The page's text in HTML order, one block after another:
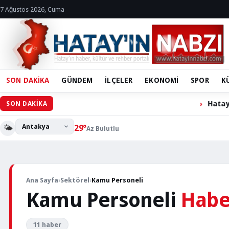
7 Ağustos 2026, Cuma
SON DAKİKA GÜNDEM İLÇELER EKONOMİ SPOR
SON DAKİKA Hatay
🌤️ 29°Az Bulutlu
Ana Sayfa›Sektörel ›Kamu Personeli
Kamu Personeli
11 haber
DANIŞTAY
SÖZLEŞMELİ
HİZMETLİ
ALACAK